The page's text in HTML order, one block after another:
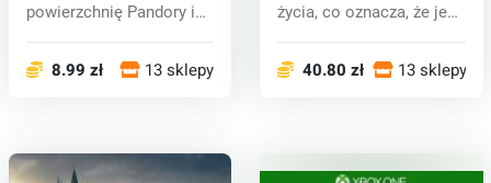
powierzchnię Pandory i
8.99 zł 13 sklepy
życia, co oznacza, że ​​jeśli
40.80 zł 13 sklepy